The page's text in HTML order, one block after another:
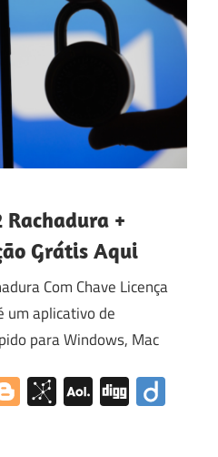
Rachadura +
Grátis Aqui
Com Chave Licença
um aplicativo de
para Windows, Mac
Blogger
BibSonomy
AOL
Mail
Digg